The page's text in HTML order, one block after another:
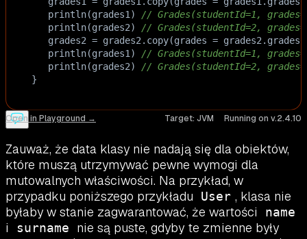
println(grades1 ) // Grades(studentId=1,
println(grades2) // Grades(studentId=2,
grades2 = grades2 . copy(grades = grades2 . grades
println(grades1 ) // Grades(studentId=1,
println(grades2) // Grades(studentId=2,
}
Open in Playground → Target: JVM Running on v.2.4.10
Zauważ, że data klasy nie nadają się dla obiektów,
które muszą utrzymywać pewne wymogi dla
mutowalnych właściwości. Na przykład, w
przypadku poniższego przykładu
User , klasa nie
byłaby w stanie zagwarantować, że wartości
name
i surname
nie są puste, gdyby te zmienne były